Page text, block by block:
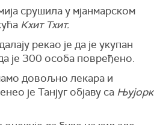
срушила у мјанмарском
Кхит Тхит.
рекао је да је укупан
је 300 особа повређено.
довољно лекара и
је Танјуг објаву са Њујорк